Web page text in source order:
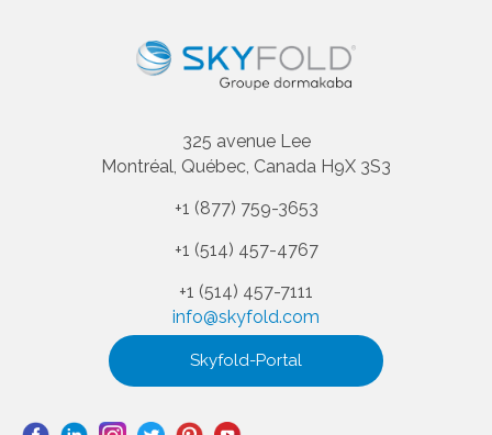
325 avenue Lee
Montréal, Québec, Canada H9X 3S3
+1 (877) 759-3653
+1 (514) 457-4767
+1 (514) 457-7111
info@skyfold.com
Skyfold-Portal